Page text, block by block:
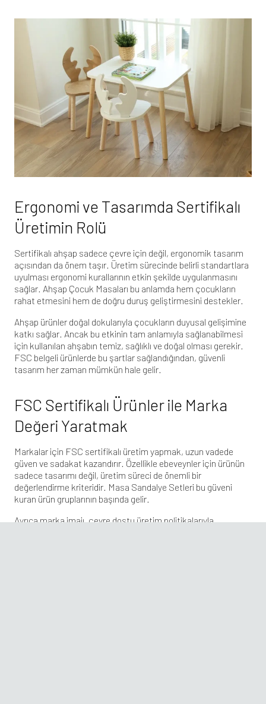
Ergonomi ve Tasarımda Sertifikalı
Üretimin Rolü
Sertifikalı ahşap sadece çevre için değil, ergonomik tasarım
açısından da önem taşır. Üretim sürecinde belirli standartlara
uyulması ergonomi kurallarının etkin şekilde uygulanmasını
sağlar. Ahşap Çocuk Masaları bu anlamda hem çocukların
rahat etmesini hem de doğru duruş geliştirmesini destekler.
Ahşap ürünler doğal dokularıyla çocukların duyusal gelişimine
katkı sağlar. Ancak bu etkinin tam anlamıyla sağlanabilmesi
için kullanılan ahşabın temiz, sağlıklı ve doğal olması gerekir.
FSC belgeli ürünlerde bu şartlar sağlandığından, güvenli
tasarım her zaman mümkün hale gelir.
FSC Sertifikalı Ürünler ile Marka
Değeri Yaratmak
Markalar için FSC sertifikalı üretim yapmak, uzun vadede
güven ve sadakat kazandırır. Özellikle ebeveynler için ürünün
sadece tasarımı değil, üretim süreci de önemli bir
değerlendirme kriteridir. Masa Sandalye Setleri bu güveni
kuran ürün gruplarının başında gelir.
Ayrıca marka imajı, çevre dostu üretim politikalarıyla